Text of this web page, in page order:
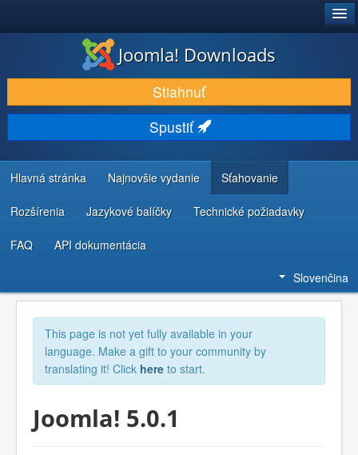
STIAHNUŤ & ROZŠÍRIŤ
OBJAVUJTE & UČTE SA
KOMUNITA & PODPORA
ZDROJE INFORMÁCIÍ PRE VÝVOJÁROV
Joomla! Downloads
Stiahnuť
Spustiť
Hlavná stránka Najnovšie vydanie Sťahovanie
Rozšírenia Jazykové balíčky Technické požiadavky
FAQ API dokumentácia
Slovenčina
This page is not yet fully available in your
language. Make a gift to your community by
translating it! Click here to start.
Joomla! 5.0.1